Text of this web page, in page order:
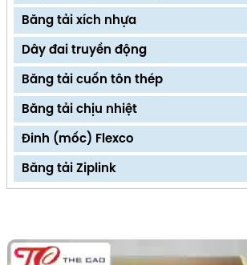
Băng tải xích nhựa
Dây đai truyền động
Băng tải cuốn tôn thép
Băng tải chịu nhiệt
Đinh (mốc) Flexco
Băng tải Ziplink